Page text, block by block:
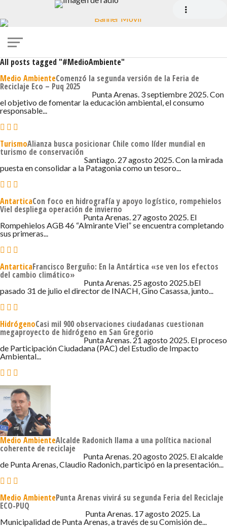
All posts tagged "#MedioAmbiente"
Medio AmbienteComenzó la segunda versión de la Feria de
Reciclaje Eco – Puq 2025
3 DE SEPTIEMBRE DE 2025 - 6:00 Punta Arenas. 3 septiembre 2025. Con
el objetivo de fomentar la educación ambiental, el consumo
responsable...
TurismoAlianza busca posicionar Chile como líder mundial en
turismo de conservación
Santiago. 27 agosto 2025. Con la mirada
puesta en consolidar a la Patagonia como un tesoro...
AntarticaCon foco en hidrografía y apoyo logístico, rompehielos
Viel despliega operación de invierno
27 DE AGOSTO DE 2025 - 8:18 Punta Arenas. 27 agosto 2025. El
Rompehielos AGB 46 “Almirante Viel” se encuentra completando
sus primeras...
AntarticaFrancisco Berguño: En la Antártica «se ven los efectos
del cambio climático»
Punta Arenas. 25 agosto 2025.bEl
pasado 31 de julio el director de INACH, Gino Casassa, junto...
HidrógenoCasi mil 900 observaciones ciudadanas cuestionan
megaproyecto de hidrógeno en San Gregorio
21 DE AGOSTO DE 2025 - 4:40Punta Arenas. 21 agosto 2025. El proceso
de Participación Ciudadana (PAC) del Estudio de Impacto
Ambiental...
Medio AmbienteAlcalde Radonich llama a una política nacional
coherente de reciclaje
20 DE AGOSTO DE 2025 - 7:16 Punta Arenas. 20 agosto 2025. El alcalde
de Punta Arenas, Claudio Radonich, participó en la presentación...
Medio AmbientePunta Arenas vivirá su segunda Feria del Reciclaje
ECO-PUQ
17 DE AGOSTO DE 2025 - 10:43 Punta Arenas. 17 agosto 2025. La
Municipalidad de Punta Arenas, a través de su Comisión de...